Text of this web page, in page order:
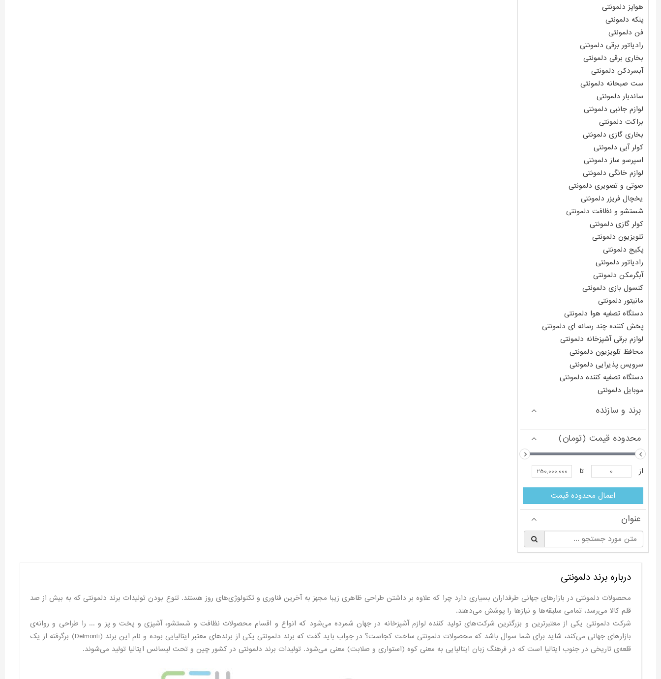
هواپز دلمونتی
پنکه دلمونتی
فن دلمونتی
رادیاتور برقی دلمونتی
بخاری برقی دلمونتی
آبسردکن دلمونتی
ست صبحانه دلمونتی
ساندبار دلمونتی
لوازم جانبی دلمونتی
براکت دلمونتی
بخاری گازی دلمونتی
کولر آبی دلمونتی
اسپرسو ساز دلمونتی
لوازم خانگی دلمونتی
صوتی و تصویری دلمونتی
یخچال فریزر دلمونتی
شستشو و نظافت دلمونتی
کولر گازی دلمونتی
تلویزیون دلمونتی
پکیج دلمونتی
رادیاتور دلمونتی
آبگرمکن دلمونتی
کنسول بازی دلمونتی
مانیتور دلمونتی
دستگاه تصفیه هوا دلمونتی
پخش کننده چند رسانه ای دلمونتی
لوازم برقی آشپزخانه دلمونتی
محافظ تلویزیون دلمونتی
سرویس پذیرایی دلمونتی
دستگاه تصفیه کننده دلمونتی
موبایل دلمونتی
برند و سازنده
محدوده قیمت (تومان)
از تا
اعمال محدوده قیمت
عنوان
§
درباره برند دلمونتی
محصولات دلمونتی در بازار‌های جهانی طرفداران بسیاری دارد چرا که علاوه بر داشتن طراحی ظاهری زیبا مجهز به آخرین فناوری و تکنولوژی‌های روز هستند. تنوع بودن تولیدات برند دلمونتی که به بیش از صد
قلم کالا می‌رسد، تمامی سلیقه‌ها و نیازها را پوشش می‌دهند.
شرکت دلمونتی یکی از معتبرترین و بزرگترین شرکت‌های تولید کننده لوازم آشپزخانه در جهان شمرده می‌شود که انواع و اقسام محصولات نظافت و شستشو، آشپزی و پخت و پز و ... را طراحی و روانه‌ی
بازارهای جهانی می‌کند، شاید برای شما سوال باشد که محصولات دلمونتی ساخت کجاست؟ در جواب باید گفت که برند دلمونتی یکی از برندهای معتبر ایتالیایی بوده و نام این برند (Delmonti) برگرفته از یک
قلعه‌ی تاریخی در جنوب ایتالیا است که در فرهنگ زبان ایتالیایی به معنی کوه (استواری و صلابت) معنی می‌شود. تولیدات برند دلمونتی در کشور چین و تحت لیسانس ایتالیا تولید می‌شوند.